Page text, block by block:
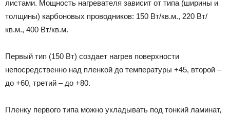
листами. Мощность нагревателя зависит от типа (ширины и
толщины) карбоновых проводников: 150 Вт/кв.м., 220 Вт/
кв.м., 400 Вт/кв.м.
Первый тип (150 Вт) создает нагрев поверхности
непосредственно над пленкой до температуры +45, второй –
до +60, третий – до +80.
Пленку первого типа можно укладывать под тонкий ламинат,